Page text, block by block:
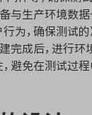
与生产环境数
为，确保测试的
完成后，进行环
避免在测试过程